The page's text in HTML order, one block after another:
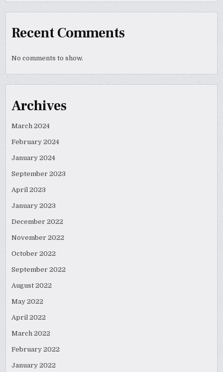
Recent Comments
No comments to show.
Archives
March 2024
February 2024
January 2024
September 2023
April 2023
January 2023
December 2022
November 2022
October 2022
September 2022
August 2022
May 2022
April 2022
March 2022
February 2022
January 2022